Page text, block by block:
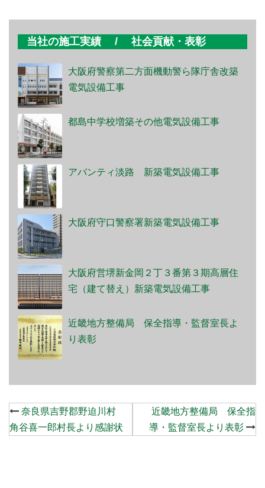
当社の施工実績 / 社会貢献・表彰
大阪府警察第二方面機動警ら隊庁舎改築
電気設備工事
都島中学校増築その他電気設備工事
アバンティ淡路 新築電気設備工事
大阪府守口警察署新築電気設備工事
大阪府営堺新金岡２丁３番第３期高層住
宅（建て替え）新築電気設備工事
近畿地方整備局 保全指導・監督室長よ
り表彰
Post
navigation
奈良県吉野郡野迫川村
角谷喜一郎村長より感謝状
近畿地方整備局 保全指
導・監督室長より表彰